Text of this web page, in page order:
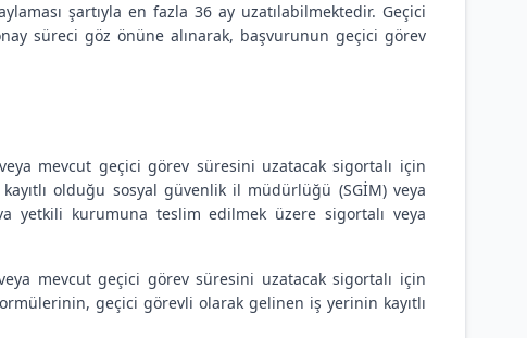
şartıyla en fazla 36 ay uzatılabilmektedir. Geçici
süreci göz önüne alınarak, başvurunun geçici görev
mevcut geçici görev süresini uzatacak sigortalı için
olduğu sosyal güvenlik il müdürlüğü (SGİM) veya
yetkili kurumuna teslim edilmek üzere sigortalı veya
mevcut geçici görev süresini uzatacak sigortalı için
geçici görevli olarak gelinen iş yerinin kayıtlı